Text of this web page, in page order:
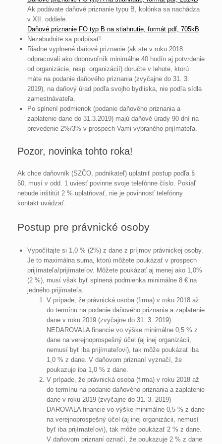
Ak podávate daňové priznanie typu B, kolónka sa nachádza
v XII. oddiele.
Daňové priznanie FO typ B na stiahnutie, formát pdf, 705kB
Nezabudnite sa podpísať!
Riadne vyplnené daňové priznanie (ak ste v roku 2018
odpracovali ako dobrovoľník minimálne 40 hodín aj potvrdenie
od organizácie, resp. organizácií) doručte v lehote, ktorú
máte na podanie daňového priznania (zvyčajne do 31. 3.
2019), na daňový úrad podľa svojho bydliska, nie podľa sídla
zamestnávateľa.
Po splnení podmienok (podanie daňového priznania a
zaplatenie dane do 31.3.2019) majú daňové úrady 90 dní na
prevedenie 2%/3% v prospech Vami vybraného prijímateľa.
Pozor, novinka tohto roka!
Ak chce daňovník (SZČO, podnikateľ) uplatniť postup podľa §
50, musí v odd. 1 uviesť povinne svoje telefónne číslo. Pokiaľ
nebude inštitút 2 % uplatňovať, nie je povinnosť telefónny
kontakt uvádzať.
Postup pre právnické osoby
Vypočítajte si 1,0 % (2%) z dane z príjmov právnickej osoby.
Je to maximálna suma, ktorú môžete poukázať v prospech
prijímateľa/prijímateľov. Môžete poukázať aj menej ako 1,0%
(2 %), musí však byť splnená podmienka minimálne 8 € na
jedného prijímateľa.
V prípade, že právnická osoba (firma) v roku 2018 až
do termínu na podanie daňového priznania a zaplatenie
dane v roku 2019 (zvyčajne do 31. 3. 2019)
NEDAROVALA financie vo výške minimálne 0,5 % z
dane na verejnoprospešný účel (aj inej organizácii,
nemusí byť iba prijímateľovi), tak môže poukázať iba
1,0 % z dane. V daňovom priznaní vyznačí, že
poukazuje iba 1,0 % z dane.
V prípade, že právnická osoba (firma) v roku 2018 až
do termínu na podanie daňového priznania a zaplatenie
dane v roku 2019 (zvyčajne do 31. 3. 2019)
DAROVALA financie vo výške minimálne 0,5 % z dane
na verejnoprospešný účel (aj inej organizácii, nemusí
byť iba prijímateľovi), tak môže poukázať 2 % z dane.
V daňovom priznaní označí, že poukazuje 2 % z dane